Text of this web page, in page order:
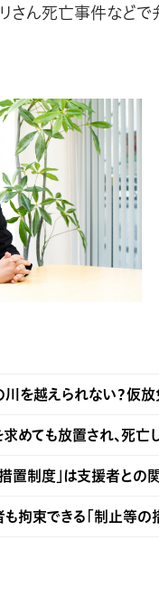
リさん死亡事件な
を越えられない？仮
めても放置され、死亡
置制度」は支援者との
拘束できる「制止等の